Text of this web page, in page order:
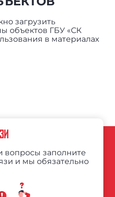
загрузить
объектов ГБУ «СК
в материалах
вопросы заполните
и мы обязательно